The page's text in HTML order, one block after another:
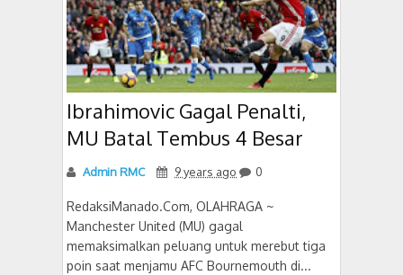
Ibrahimovic Gagal Penalti,
MU Batal Tembus 4 Besar
Admin RMC 9 years ago 0
RedaksiManado.Com, OLAHRAGA ~
Manchester United (MU) gagal
memaksimalkan peluang untuk merebut tiga
poin saat menjamu AFC Bournemouth di...